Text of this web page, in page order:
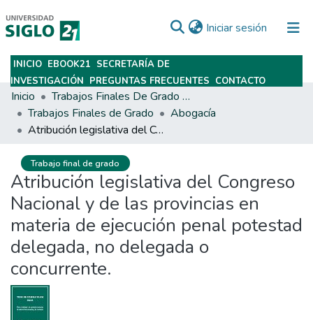
Iniciar sesión (current)
Subir
INICIO EBOOK21 SECRETARÍA DE
INVESTIGACIÓN PREGUNTAS FRECUENTES CONTACTO
Inicio
Trabajos Finales De Grado Y Posgrado
Trabajos Finales de Grado
Abogacía
Atribución legislativa del Congreso Nacional y de las provincias en materia de ejecución penal potestad delegada, no delegada o concurrente.
Trabajo final de grado
Atribución legislativa del Congreso
Nacional y de las provincias en
materia de ejecución penal potestad
delegada, no delegada o
concurrente.